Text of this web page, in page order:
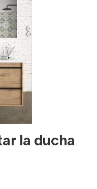
la ducha